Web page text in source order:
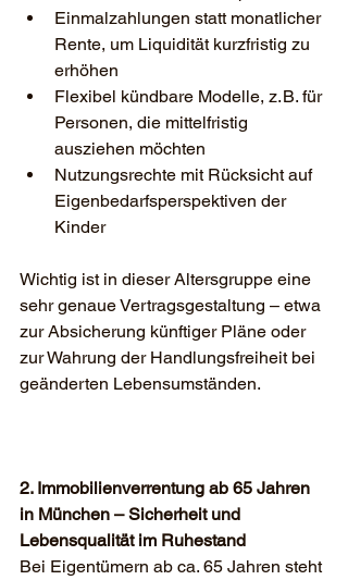
Einmalzahlungen statt monatlicher
Rente, um Liquidität kurzfristig zu
erhöhen
Flexibel kündbare Modelle, z. B. für
Personen, die mittelfristig
ausziehen möchten
Nutzungsrechte mit Rücksicht auf
Eigenbedarfsperspektiven der
Kinder
Wichtig ist in dieser Altersgruppe eine
sehr genaue Vertragsgestaltung – etwa
zur Absicherung künftiger Pläne oder
zur Wahrung der Handlungsfreiheit bei
geänderten Lebensumständen.
2. Immobilienverrentung ab 65 Jahren
in München – Sicherheit und
Lebensqualität im Ruhestand
Bei Eigentümern ab ca. 65 Jahren steht